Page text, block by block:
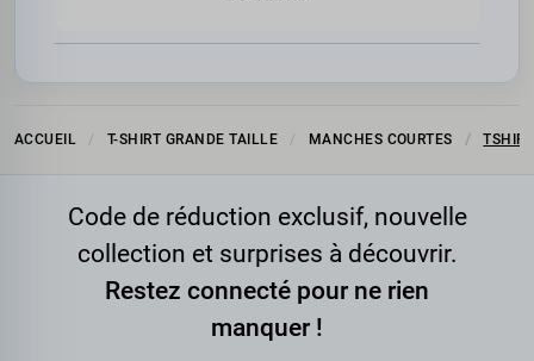
ACCUEIL T-SHIRT GRANDE TAILLE MANCHES COURTES
Code de réduction exclusif, nouvelle
collection et surprises à découvrir.
Restez connecté pour ne rien
manquer !